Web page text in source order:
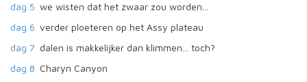
dag 5 we wisten dat het zwaar zou worden...
dag 6 verder ploeteren op het Assy plateau
dag 7 dalen is makkelijker dan klimmen... toch?
dag 8 Charyn Canyon